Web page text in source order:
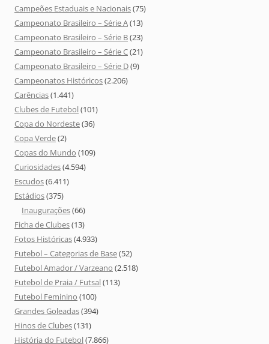
Campeões Estaduais e Nacionais(75)
Campeonato Brasileiro – Série A(13)
Campeonato Brasileiro – Série B(23)
Campeonato Brasileiro – Série C(21)
Campeonato Brasileiro – Série D(9)
Campeonatos Históricos(2.206)
Carências(1.441)
Clubes de Futebol(101)
Copa do Nordeste(36)
Copa Verde(2)
Copas do Mundo (109)
Curiosidades(4.594)
Escudos(6.411)
Estádios(375)
Inaugurações(66)
Ficha de Clubes(13)
Fotos Históricas(4.933)
Futebol – Categorias de Base(52)
Futebol Amador / Varzeano (2.518)
Futebol de Praia / Futsal(113)
Futebol Feminino (100)
Grandes Goleadas(394)
Hinos de Clubes(131)
História do Futebol(7.866)